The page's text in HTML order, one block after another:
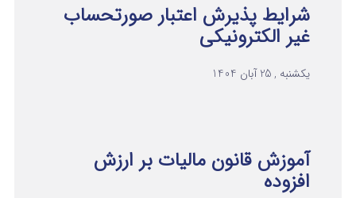
شرایط پذیرش اعتبار صورتحساب
غیر الکترونیکی
یکشنبه , 25 آبان 1404
آموزش قانون مالیات بر ارزش
افزوده